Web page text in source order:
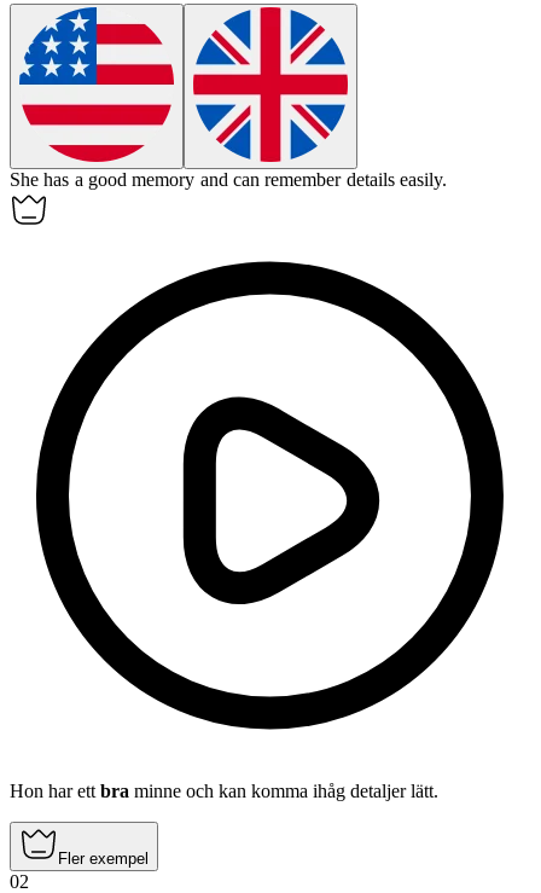
She has a good memory and can remember details easily.
Hon har ett bra minne och kan komma ihåg detaljer lätt.
Fler exempel
02